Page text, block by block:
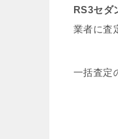
RS3セダ
業者に査
一括査定